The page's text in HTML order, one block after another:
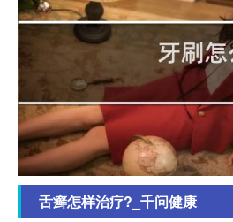
舌癣怎样治疗?_千问健康